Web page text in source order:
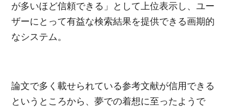
が多いほど信頼できる」として上位表示し、ユー
ザーにとって有益な検索結果を提供できる画期的
なシステム。
論文で多く載せられている参考文献が信用できる
というところから、夢での着想に至ったようで